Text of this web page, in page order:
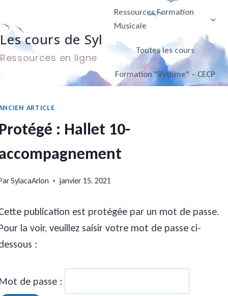
au
contenu
Les cours de Syl
Ressources en ligne
Ressources Formation
Musicale
Toutes les cours
Formation "Rythme" – CECP
ARTICLE
: Hallet 10-
SylacaArlon janvier 15, 2021
publication est protégée par un mot de passe.
la voir, veuillez saisir votre mot de passe ci-
:
de passe :